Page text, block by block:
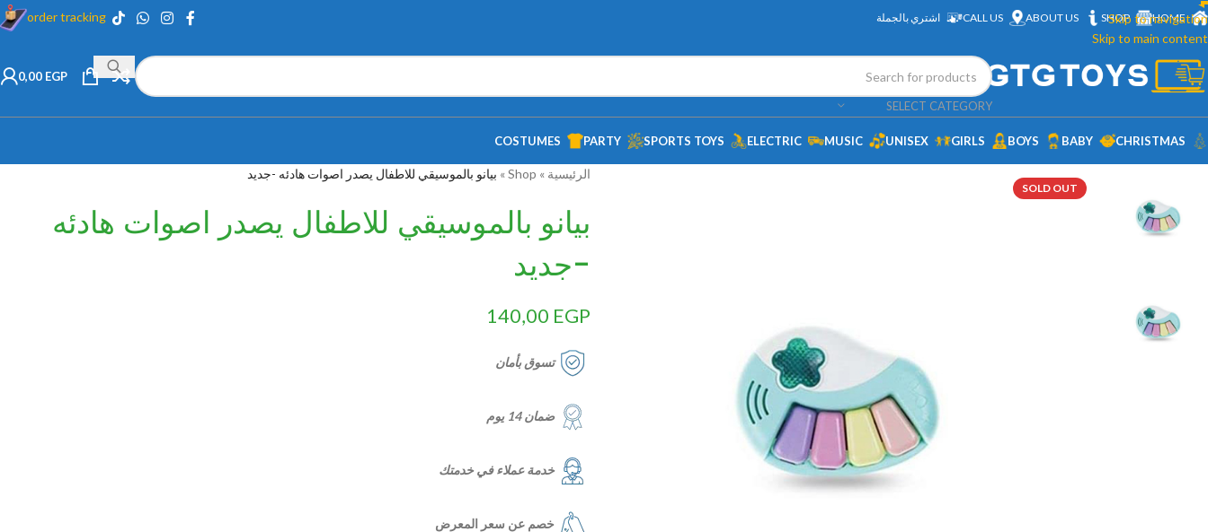
Skip to navigation
Skip to main content
HOME
SHOP
ABOUT US
CALL US اشتري بالجملة order tracking
SELECT CATEGORY
0,00 EGP
CHRISTMAS
BABY
BOYS
GIRLS
UNISEX
MUSIC
ELECTRIC
SPORTS TOYS
PARTY
COSTUMES
SOLD OUT
الرئيسية »
Shop
» بيانو بالموسيقي للاطفال يصدر اصوات هادئه -جديد
بيانو بالموسيقي للاطفال يصدر اصوات هادئه
-جديد
140,00 EGP
تسوق بأمان
ضمان 14 يوم
خدمة عملاء في خدمتك
خصم عن سعر المعرض